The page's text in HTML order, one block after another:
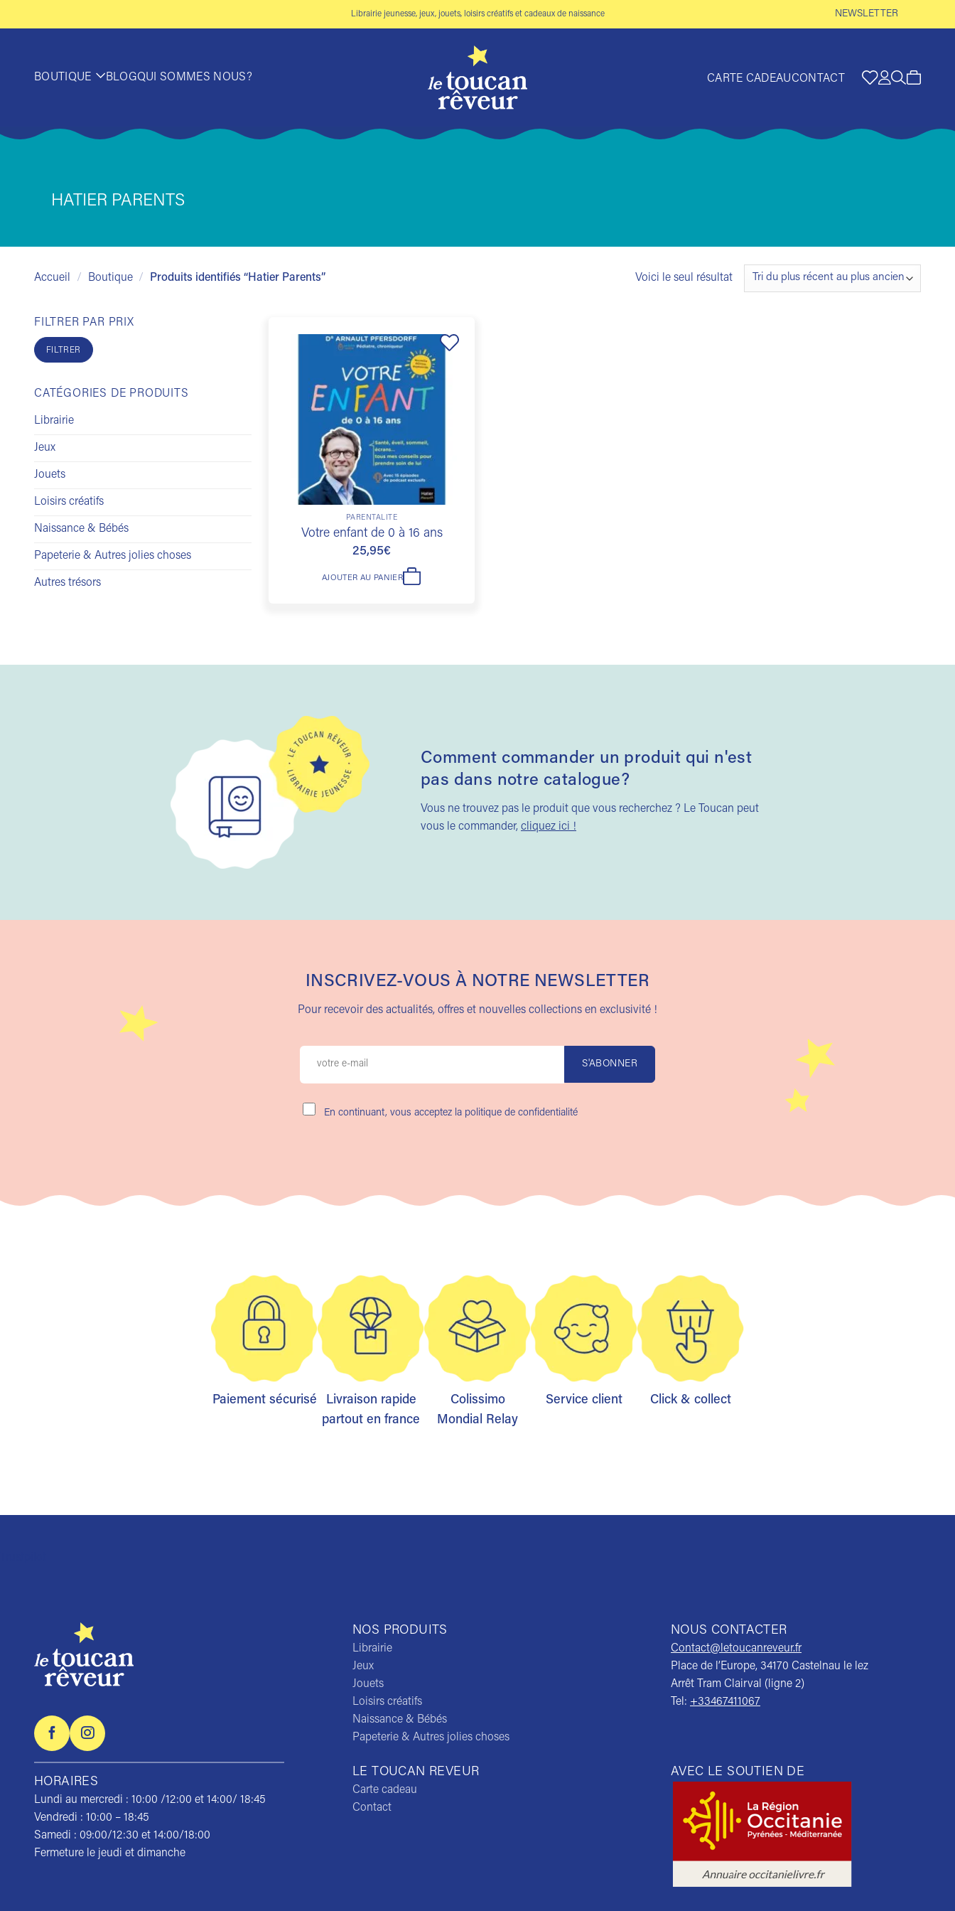
Librairie jeunesse, jeux, jouets, loisirs créatifs et cadeaux de naissance NEWSLETTER
BOUTIQUE BLOGQUI SOMMES NOUS? CARTE CADEAUCONTACT
HATIER PARENTS
Accueil / Boutique / Produits identifiés “Hatier Parents” Voici le seul résultat
FILTRER PAR PRIX
Prix
min
Prix
maxFILTRER
CATÉGORIES DE PRODUITS
Librairie
Jeux
Jouets
Loisirs créatifs
Naissance & Bébés
Papeterie & Autres jolies choses
Autres trésors
PARENTALITÉ
Votre enfant de 0 à 16 ans
25,95€
AJOUTER AU PANIER
Comment commander un produit qui n'est
pas dans notre catalogue?
Vous ne trouvez pas le produit que vous recherchez ? Le Toucan peut
vous le commander, cliquez ici !
INSCRIVEZ-VOUS À NOTRE NEWSLETTER
Pour recevoir des actualités, offres et nouvelles collections en exclusivité !
En continuant, vous acceptez la politique de confidentialité
Paiement sécurisé
Livraison rapide
partout en france
Colissimo
Mondial Relay
Service client Click & collect
NOS PRODUITS
Librairie
Jeux
Jouets
Loisirs créatifs
Naissance & Bébés
Papeterie & Autres jolies choses
NOUS CONTACTER
Contact@letoucanreveur.fr
Place de l’Europe, 34170 Castelnau le lez
Arrêt Tram Clairval (ligne 2)
Tel: +33467411067
HORAIRES
Lundi au mercredi : 10:00 /12:00 et 14:00/ 18:45
Vendredi : 10:00 – 18:45
Samedi : 09:00/12:30 et 14:00/18:00
Fermeture le jeudi et dimanche
LE TOUCAN REVEUR
Carte cadeau
Contact
AVEC LE SOUTIEN DE